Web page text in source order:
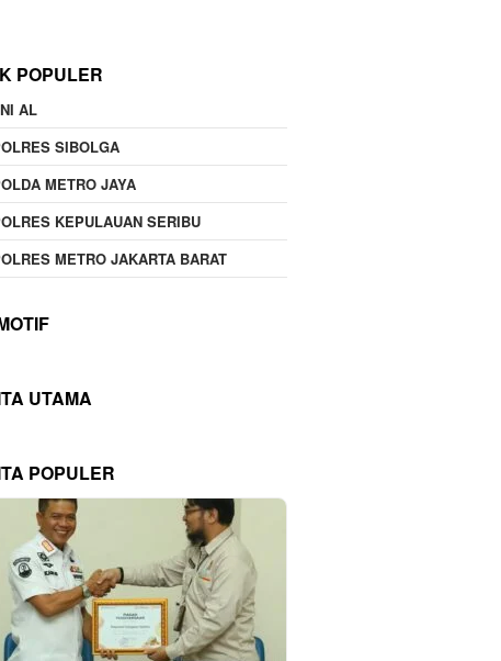
POPULER
AL
SIBOLGA
METRO JAYA
KEPULAUAN SERIBU
METRO JAKARTA BARAT
UTAMA
POPULER